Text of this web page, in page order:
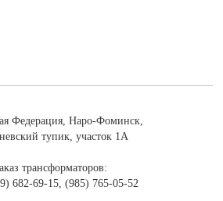
Федерация, Наро-Фоминск,
тупик, участок 1А
трансформаторов:
682-69-15, (985) 765-05-52